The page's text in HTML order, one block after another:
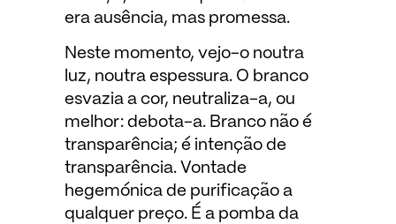
era ausência, mas promessa.
Neste momento, vejo-o noutra
luz, noutra espessura. O branco
esvazia a cor, neutraliza-a, ou
melhor: debota-a. Branco não é
transparência; é intenção de
transparência. Vontade
hegemónica de purificação a
qualquer preço. É a pomba da